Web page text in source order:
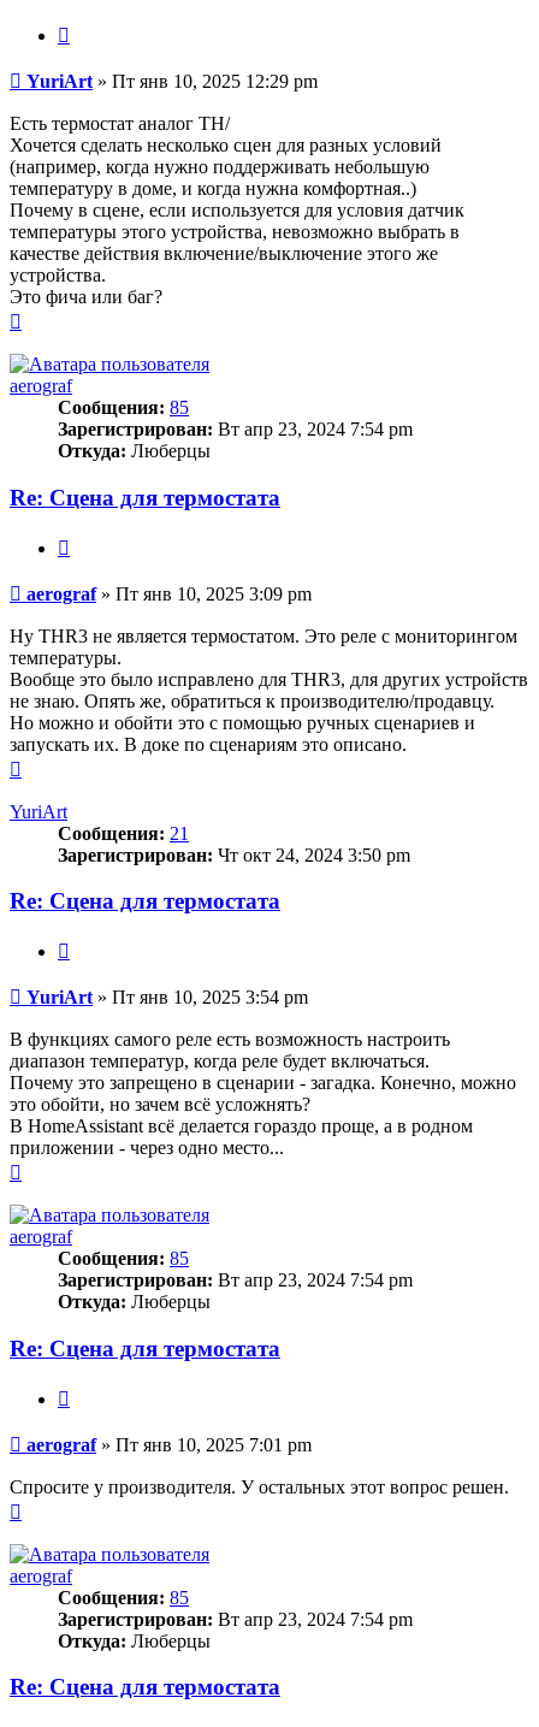
Сообщение
YuriArt » Пт янв 10, 2025 12:29 pm
Есть термостат аналог TH/
Хочется сделать несколько сцен для разных условий
(например, когда нужно поддерживать небольшую
температуру в доме, и когда нужна комфортная..)
Почему в сцене, если используется для условия датчик
температуры этого устройства, невозможно выбрать в
качестве действия включение/выключение этого же
устройства.
Это фича или баг?
началу
aerograf
Сообщения: 85
Зарегистрирован: Вт апр 23, 2024 7:54 pm
Откуда: Люберцы
Re: Сцена для термостата
Сообщение
aerograf» Пт янв 10, 2025 3:09 pm
Ну THR3 не является термостатом. Это реле с мониторингом
температуры.
Вообще это было исправлено для THR3, для других устройств
не знаю. Опять же, обратиться к производителю/продавцу.
Но можно и обойти это с помощью ручных сценариев и
запускать их. В доке по сценариям это описано.
началу
YuriArt
Сообщения: 21
Зарегистрирован: Чт окт 24, 2024 3:50 pm
Re: Сцена для термостата
Сообщение
YuriArt » Пт янв 10, 2025 3:54 pm
В функциях самого реле есть возможность настроить
диапазон температур, когда реле будет включаться.
Почему это запрещено в сценарии - загадка. Конечно, можно
это обойти, но зачем всё усложнять?
В HomeAssistant всё делается гораздо проще, а в родном
приложении - через одно место...
началу
aerograf
Сообщения: 85
Зарегистрирован: Вт апр 23, 2024 7:54 pm
Откуда: Люберцы
Re: Сцена для термостата
Сообщение
aerograf» Пт янв 10, 2025 7:01 pm
Спросите у производителя. У остальных этот вопрос решен.
началу
aerograf
Сообщения: 85
Зарегистрирован: Вт апр 23, 2024 7:54 pm
Откуда: Люберцы
Re: Сцена для термостата